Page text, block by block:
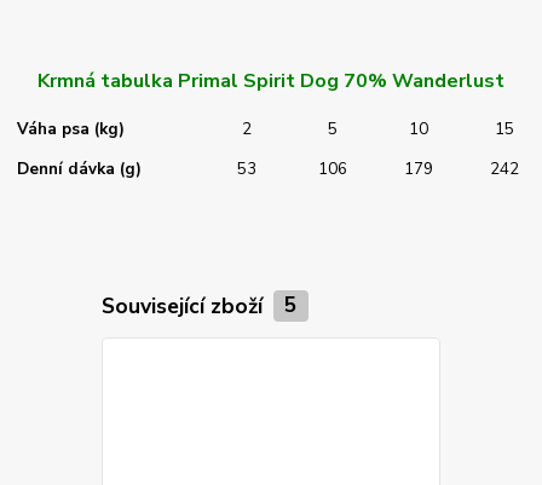
Krmná tabulka Primal Spirit Dog 70% Wanderlust
Váha psa (kg) 2 5 10
15
Denní dávka (g)
53 106 179 242
Související zboží 5